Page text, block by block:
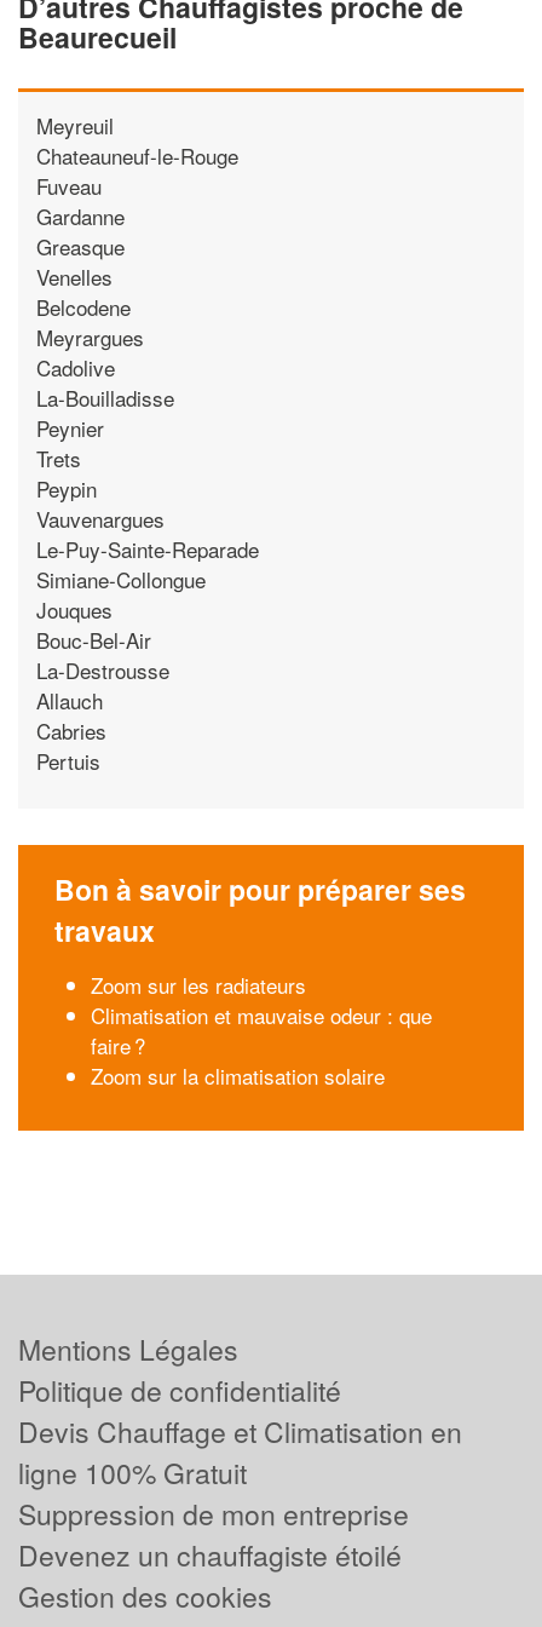
Beaurecueil
Meyreuil
Chateauneuf-le-Rouge
Fuveau
Gardanne
Greasque
Venelles
Belcodene
Meyrargues
Cadolive
La-Bouilladisse
Peynier
Trets
Peypin
Vauvenargues
Le-Puy-Sainte-Reparade
Simiane-Collongue
Jouques
Bouc-Bel-Air
La-Destrousse
Allauch
Cabries
Pertuis
Bon à savoir pour préparer ses
travaux
Zoom sur les radiateurs
Climatisation et mauvaise odeur : que
faire ?
Zoom sur la climatisation solaire
Mentions Légales
Politique de confidentialité
Devis Chauffage et Climatisation en
ligne 100% Gratuit
Suppression de mon entreprise
Devenez un chauffagiste étoilé
Gestion des cookies